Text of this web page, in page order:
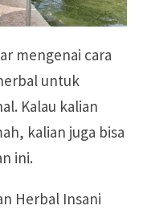
mengenai cara
untuk
Kalau kalian
kalian juga bisa
ini.
Herbal Insani